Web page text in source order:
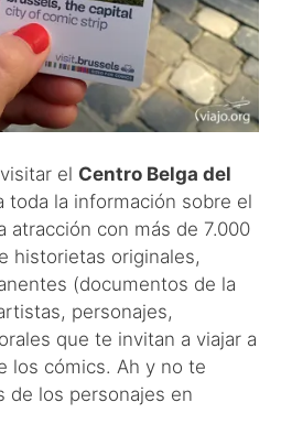
el Centro Belga del
toda la información sobre el
atracción con más de 7.000
historietas originales,
(documentos de la
personajes,
que te invitan a viajar a
los cómics. Ah y no te
de los personajes en